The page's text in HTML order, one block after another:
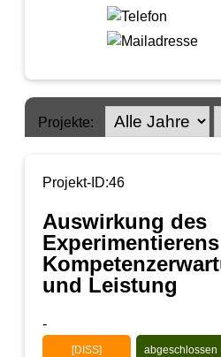
Projekte:
Projekt-ID:46
Auswirkung des
und Leistung
-
[DISS] abgeschlossen